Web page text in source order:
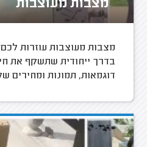
מצבות מעוצבות
מצבות מעוצבות עוזרות
בדרך ייחודית שתשקף את
דוגמאות, תמונות ומחירים